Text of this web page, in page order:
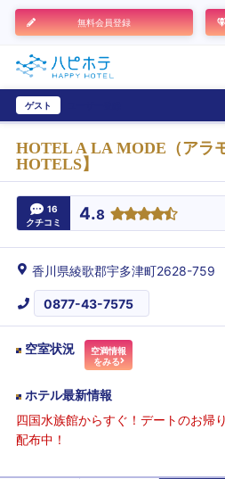
無料会員登録
ゲスト
HOTEL A LA MODE（アラ
HOTELS】
16
クチコミ
4.8
香川県綾歌郡宇多津町2628-759
0877-43-7575
空室状況
空満情報
をみる
ホテル最新情報
四国水族館からすぐ！デートのお帰
配布中！